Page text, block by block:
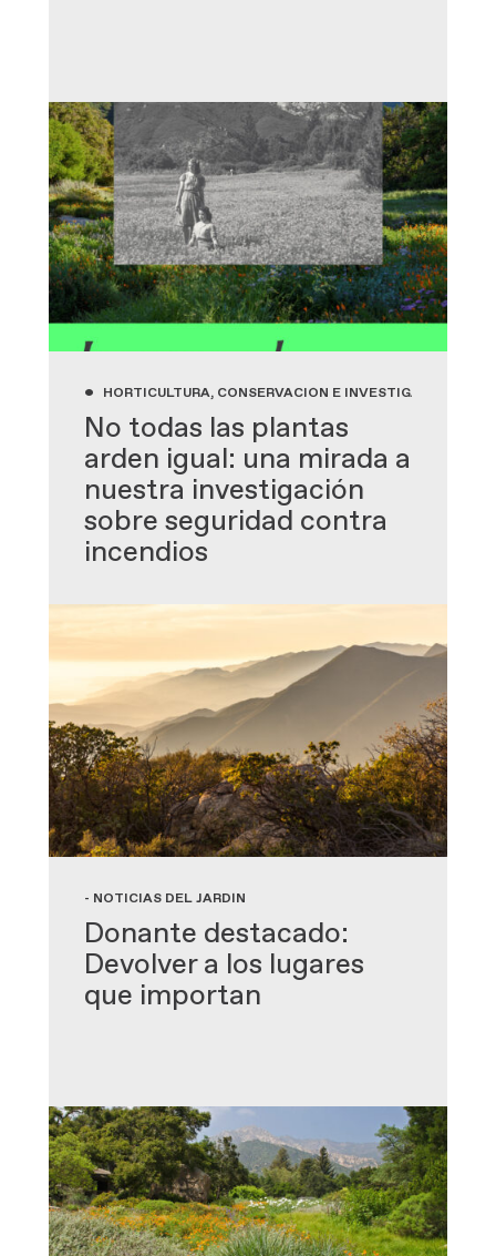
• HORTICULTURA, CONSERVACIÓN E INVESTIGACIÓN,
No todas las plantas
arden igual: una mirada a
nuestra investigación
sobre seguridad contra
incendios
- NOTICIAS DEL JARDÍN
Donante destacado:
Devolver a los lugares
que importan